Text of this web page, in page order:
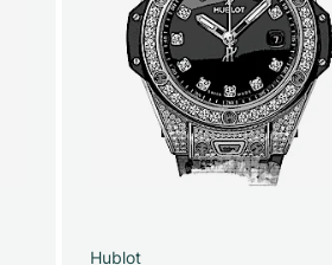
Hublot